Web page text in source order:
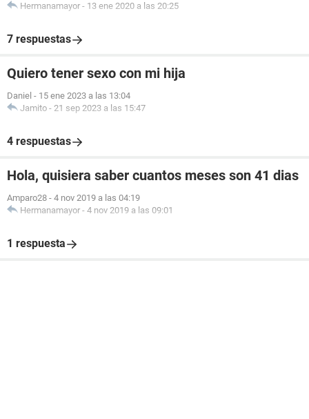
Hermanamayor - 13 ene 2020 a las 20:25
7 respuestas
Quiero tener sexo con mi hija
Daniel - 15 ene 2023 a las 13:04
Jamito - 21 sep 2023 a las 15:47
4 respuestas
Hola, quisiera saber cuantos meses son 41 dias
Amparo28 - 4 nov 2019 a las 04:19
Hermanamayor - 4 nov 2019 a las 09:01
1 respuesta